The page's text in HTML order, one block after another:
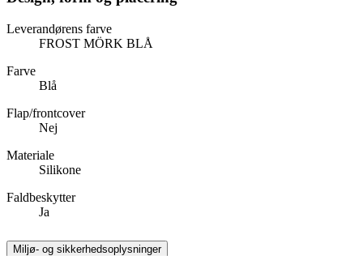
Leverandørens farve
FROST MÖRK BLÅ
Farve
Blå
Flap/frontcover
Nej
Materiale
Silikone
Faldbeskytter
Ja
Miljø- og sikkerhedsoplysninger